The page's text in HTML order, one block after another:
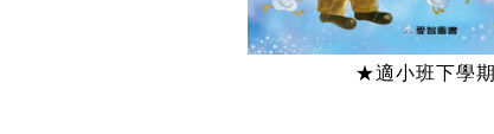
★適小班下學期